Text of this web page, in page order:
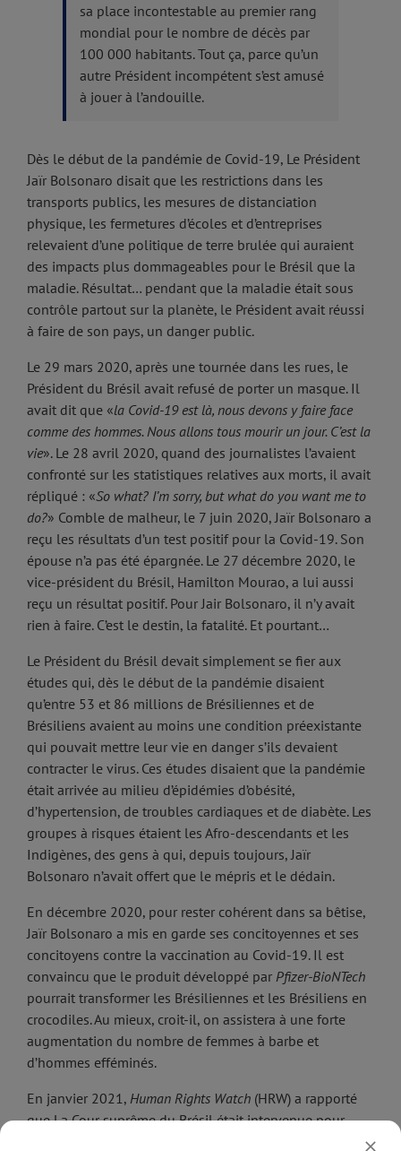
sa place incontestable au premier rang
mondial pour le nombre de décès par
100 000 habitants. Tout ça, parce qu’un
autre Président incompétent s’est amusé
à jouer à l’andouille.
Dès le début de la pandémie de Covid-19, Le Président
Jaïr Bolsonaro disait que les restrictions dans les
transports publics, les mesures de distanciation
physique, les fermetures d’écoles et d’entreprises
relevaient d’une politique de terre brulée qui auraient
des impacts plus dommageables pour le Brésil que la
maladie. Résultat… pendant que la maladie était sous
contrôle partout sur la planète, le Président avait réussi
à faire de son pays, un danger public.
Le 29 mars 2020, après une tournée dans les rues, le
Président du Brésil avait refusé de porter un masque. Il
avait dit que «la Covid-19 est là, nous devons y faire face
comme des hommes. Nous allons tous mourir un jour. C’est la
vie». Le 28 avril 2020, quand des journalistes l’avaient
confronté sur les statistiques relatives aux morts, il avait
répliqué : «So what? I’m sorry, but what do you want me to
do?» Comble de malheur, le 7 juin 2020, Jaïr Bolsonaro a
reçu les résultats d’un test positif pour la Covid-19. Son
épouse n’a pas été épargnée. Le 27 décembre 2020, le
vice-président du Brésil, Hamilton Mourao, a lui aussi
reçu un résultat positif. Pour Jair Bolsonaro, il n’y avait
rien à faire. C’est le destin, la fatalité. Et pourtant…
Le Président du Brésil devait simplement se fier aux
études qui, dès le début de la pandémie disaient
qu’entre 53 et 86 millions de Brésiliennes et de
Brésiliens avaient au moins une condition préexistante
qui pouvait mettre leur vie en danger s’ils devaient
contracter le virus. Ces études disaient que la pandémie
était arrivée au milieu d’épidémies d’obésité,
d’hypertension, de troubles cardiaques et de diabète. Les
groupes à risques étaient les Afro-descendants et les
Indigènes, des gens à qui, depuis toujours, Jaïr
Bolsonaro n’avait offert que le mépris et le dédain.
En décembre 2020, pour rester cohérent dans sa bêtise,
Jaïr Bolsonaro a mis en garde ses concitoyennes et ses
concitoyens contre la vaccination au Covid-19. Il est
convaincu que le produit développé par Pfizer-BioNTech
pourrait transformer les Brésiliennes et les Brésiliens en
crocodiles. Au mieux, croit-il, on assistera à une forte
augmentation du nombre de femmes à barbe et
d’hommes efféminés.
En janvier 2021, Human Rights Watch (HRW) a rapporté
que La Cour suprême du Brésil était intervenue pour
bloquer le projet du Président qui tentait de s’opposer au